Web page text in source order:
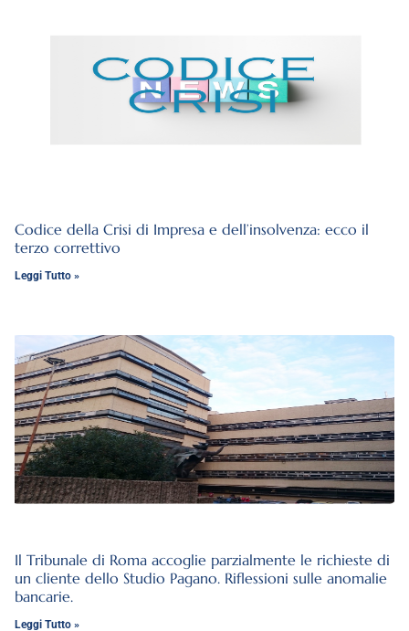
Codice della Crisi di Impresa e dell’insolvenza: ecco il
terzo correttivo
Leggi Tutto »
Il Tribunale di Roma accoglie parzialmente le richieste di
un cliente dello Studio Pagano. Riflessioni sulle anomalie
bancarie.
Leggi Tutto »